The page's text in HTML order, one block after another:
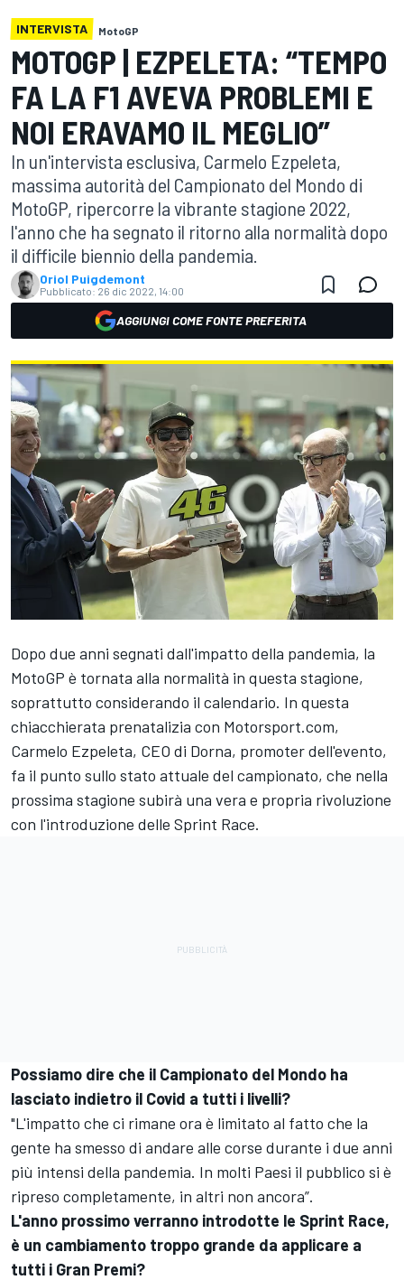
INTERVISTA MotoGP
MOTOGP | EZPELETA: “TEMPO
FA LA F1 AVEVA PROBLEMI E
NOI ERAVAMO IL MEGLIO”
In un'intervista esclusiva, Carmelo Ezpeleta,
massima autorità del Campionato del Mondo di
MotoGP, ripercorre la vibrante stagione 2022,
l'anno che ha segnato il ritorno alla normalità dopo
il difficile biennio della pandemia.
Oriol Puigdemont
Pubblicato: 26 dic 2022, 14:00
AGGIUNGI COME FONTE PREFERITA
Dopo due anni segnati dall'impatto della pandemia, la
MotoGP è tornata alla normalità in questa stagione,
soprattutto considerando il calendario. In questa
chiacchierata prenatalizia con Motorsport.com,
Carmelo Ezpeleta, CEO di Dorna, promoter dell'evento,
fa il punto sullo stato attuale del campionato, che nella
prossima stagione subirà una vera e propria rivoluzione
con l'introduzione delle Sprint Race.
Possiamo dire che il Campionato del Mondo ha
lasciato indietro il Covid a tutti i livelli?
"L'impatto che ci rimane ora è limitato al fatto che la
gente ha smesso di andare alle corse durante i due anni
più intensi della pandemia. In molti Paesi il pubblico si è
ripreso completamente, in altri non ancora”.
L'anno prossimo verranno introdotte le Sprint Race,
è un cambiamento troppo grande da applicare a
tutti i Gran Premi?